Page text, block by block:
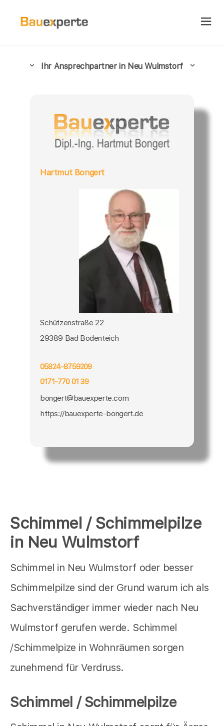
Schimmel / Schimmelpilze
in Neu Wulmstorf
Schimmel in Neu Wulmstorf oder besser
Schimmelpilze sind der Grund warum ich als
Sachverständiger immer wieder nach Neu
Wulmstorf gerufen werde. Schimmel
/Schimmelpize in Wohnräumen sorgen
zunehmend für Verdruss.
Schimmel / Schimmelpilze
Ihr Ansprechpartner in Neu Wulmstorf
Hartmut Bongert
Schützenstraße 22
29389 Bad Bodenteich
05824-8759209
0171-770 01 39
bongert@bauexperte.com
https://bauexperte-bongert.de